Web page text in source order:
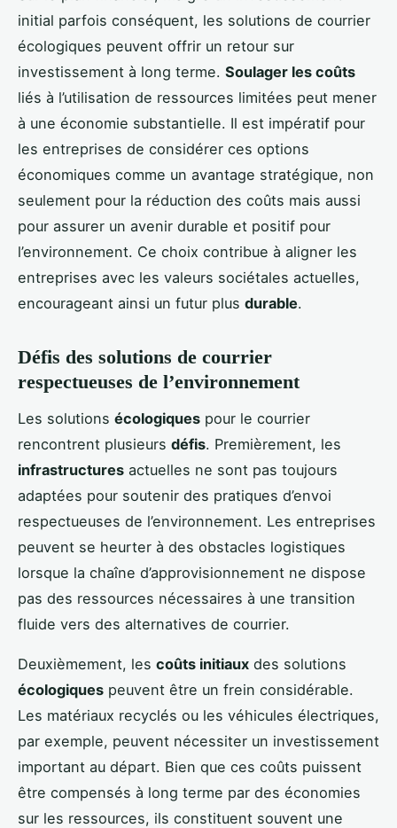
initial parfois conséquent, les solutions de courrier
écologiques peuvent offrir un retour sur
investissement à long terme. Soulager les coûts
liés à l’utilisation de ressources limitées peut mener
à une économie substantielle. Il est impératif pour
les entreprises de considérer ces options
économiques comme un avantage stratégique, non
seulement pour la réduction des coûts mais aussi
pour assurer un avenir durable et positif pour
l’environnement. Ce choix contribue à aligner les
entreprises avec les valeurs sociétales actuelles,
encourageant ainsi un futur plus durable.
Défis des solutions de courrier
respectueuses de l’environnement
Les solutions écologiques pour le courrier
rencontrent plusieurs défis. Premièrement, les
infrastructures actuelles ne sont pas toujours
adaptées pour soutenir des pratiques d’envoi
respectueuses de l’environnement. Les entreprises
peuvent se heurter à des obstacles logistiques
lorsque la chaîne d’approvisionnement ne dispose
pas des ressources nécessaires à une transition
fluide vers des alternatives de courrier.
Deuxièmement, les coûts initiaux des solutions
écologiques peuvent être un frein considérable.
Les matériaux recyclés ou les véhicules électriques,
par exemple, peuvent nécessiter un investissement
important au départ. Bien que ces coûts puissent
être compensés à long terme par des économies
sur les ressources, ils constituent souvent une